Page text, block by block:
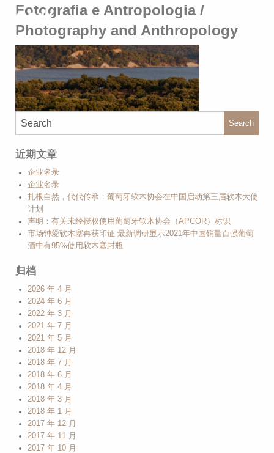
Fotografia e Antropologia /
Photography and Anthropology
Search
近期文章
企业名录
企业名录
扎根自然，代代传承：葡萄牙软木协会在中国启动第三届软木大使
计划
声明：有关未经授权使用葡萄牙软木协会（APCOR）标识
市场钟爱软木塞再获印证 最新调研显示2021年中国销量百强葡萄
酒中有95%使用软木塞封瓶
归档
2026 年 4 月
2024 年 6 月
2022 年 3 月
2021 年 7 月
2021 年 5 月
2018 年 12 月
2018 年 7 月
2018 年 6 月
2018 年 4 月
2018 年 3 月
2018 年 1 月
2017 年 12 月
2017 年 11 月
2017 年 10 月